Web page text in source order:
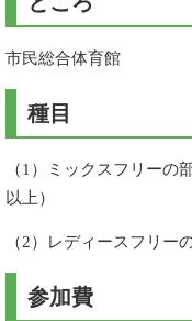
市民総合体育館
種目
（1）ミックスフリーの
以上）
（2）レディースフリー
参加費